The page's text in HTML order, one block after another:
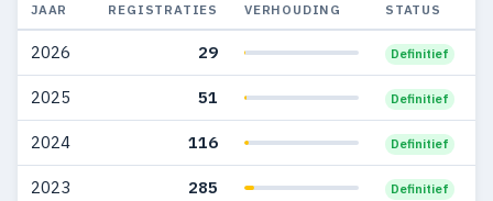
JAAR REGISTRATIES VERHOUDING STATUS
2026 29 Definitief
2025 51 Definitief
2024 116 Definitief
2023 285 Definitief